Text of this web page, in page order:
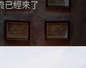
已經來了